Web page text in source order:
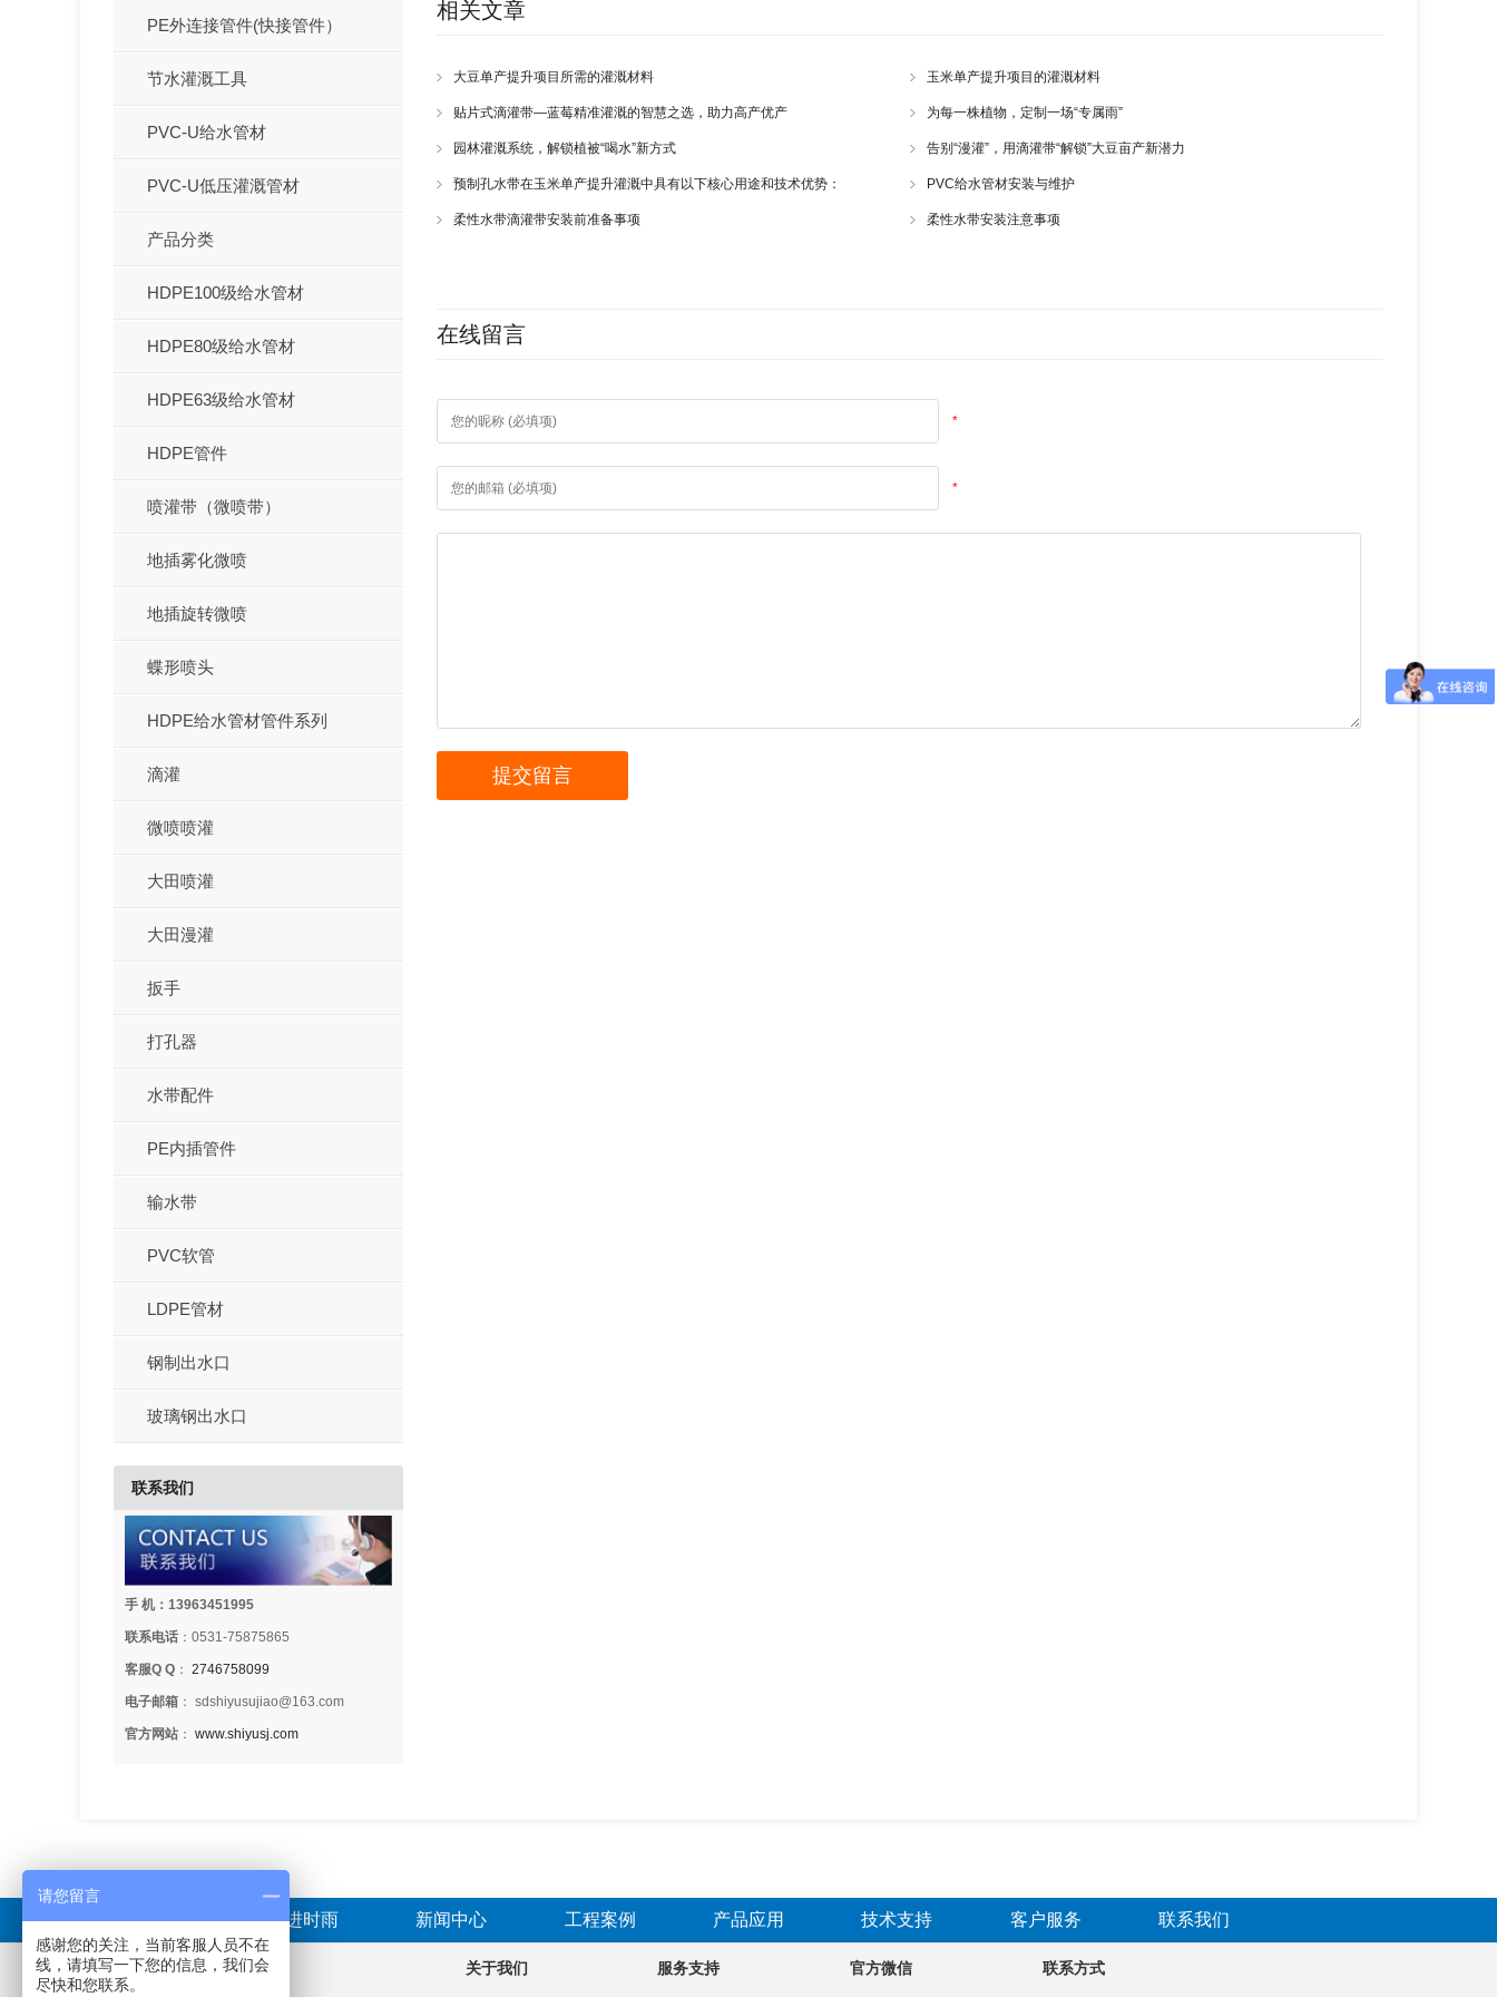
相关文章
大豆单产提升项目所需的灌溉材料 玉米单产提升项目的灌溉材料
贴片式滴灌带—蓝莓精准灌溉的智慧之选，助力高产优产 为每一株植物，定制一场“专属雨”
园林灌溉系统，解锁植被“喝水”新方式 告别“漫灌”，用滴灌带“解锁”大豆亩产新潜力
预制孔水带在玉米单产提升灌溉中具有以下核心用途和技术优势： PVC给水管材安装与维护
柔性水带滴灌带安装前准备事项 柔性水带安装注意事项
在线留言
*
*
PE外连接管件(快接管件）
节水灌溉工具
PVC-U给水管材
PVC-U低压灌溉管材
产品分类
HDPE100级给水管材
HDPE80级给水管材
HDPE63级给水管材
HDPE管件
喷灌带（微喷带）
地插雾化微喷
地插旋转微喷
蝶形喷头
HDPE给水管材管件系列
滴灌
微喷喷灌
大田喷灌
大田漫灌
扳手
打孔器
水带配件
PE内插管件
输水带
PVC软管
LDPE管材
钢制出水口
玻璃钢出水口
联系我们
手 机：13963451995
联系电话 ：0531-75875865
客服Q Q ： 2746758099
电子邮箱 ： sdshiyusujiao@163.com
官方网站 ： www.shiyusj.com
首页 走进时雨 新闻中心 工程案例 产品应用 技术支持 客户服务 联系我们
产品分类 关于我们 服务支持 官方微信 联系方式
请您留言
感谢您的关注，当前客服人员不在
线，请填写一下您的信息，我们会
尽快和您联系。